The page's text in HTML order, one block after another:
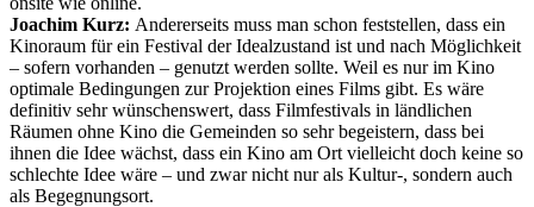
Joachim Kurz: Andererseits muss man schon feststellen, dass ein
Kinoraum für ein Festival der Idealzustand ist und nach Möglichkeit
– sofern vorhanden – genutzt werden sollte. Weil es nur im Kino
optimale Bedingungen zur Projektion eines Films gibt. Es wäre
definitiv sehr wünschenswert, dass Filmfestivals in ländlichen
Räumen ohne Kino die Gemeinden so sehr begeistern, dass bei
ihnen die Idee wächst, dass ein Kino am Ort vielleicht doch keine so
schlechte Idee wäre – und zwar nicht nur als Kultur-, sondern auch
als Begegnungsort.